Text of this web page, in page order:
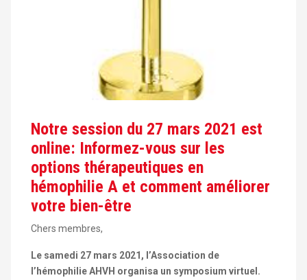
Notre session du 27 mars 2021 est
online: Informez-vous sur les
options thérapeutiques en
hémophilie A et comment améliorer
votre bien-être
Chers membres,
Le samedi 27 mars 2021, l’Association de
l’hémophilie AHVH organisa un symposium virtuel.